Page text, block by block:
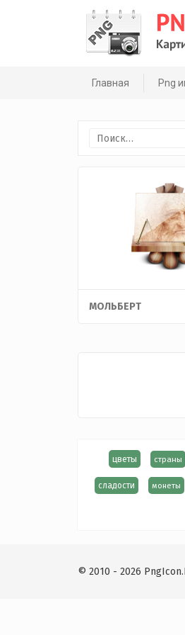
Главная Png
Найти:
МОЛЬБЕРТ
цветы страны
сладости монеты
© 2010 - 2026